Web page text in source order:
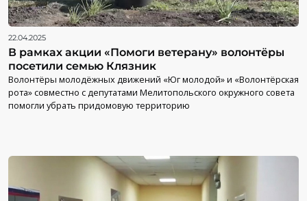
22.04.2025
В рамках акции «Помоги ветерану» волонтёры
посетили семью Клязник
Волонтёры молодёжных движений «Юг молодой» и «Волонтёрская
рота» совместно с депутатами Мелитопольского окружного совета
помогли убрать придомовую территорию